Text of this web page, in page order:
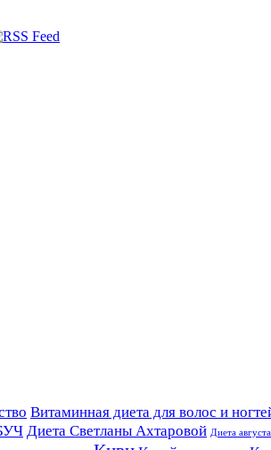
Витаминная диета для волос и
Диета Светланы Ахтаровой Диета августа